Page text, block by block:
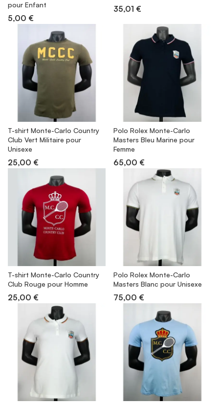
pour Enfant
5,00 €
35,01 €
T-shirt Monte-Carlo Country
Club Vert Militaire pour
Unisexe
25,00 €
Polo Rolex Monte-Carlo
Masters Bleu Marine pour
Femme
65,00 €
T-shirt Monte-Carlo Country
Club Rouge pour Homme
25,00 €
Polo Rolex Monte-Carlo
Masters Blanc pour Unisexe
75,00 €